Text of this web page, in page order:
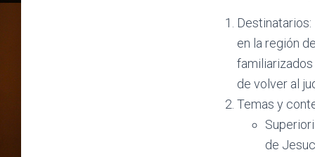
en la región
de volver al
Temas y
de